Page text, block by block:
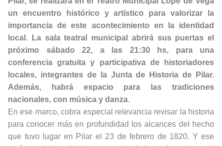
un encuentro histórico y artístico para valorizar la
importancia de este acontecimiento en la identidad
local. La sala teatral municipal abrirá sus puertas el
próximo sábado 22, a las 21:30 hs, para una
conferencia gratuita y participativa de historiadores
locales, integrantes de la Junta de Historia de Pilar.
Además, habrá espacio para las tradiciones
nacionales, con música y danza.
En ese marco, cobra especial relevancia revisar la historia
para conocer más en profundidad los alcances del hecho
que tuvo lugar en Pilar el 23 de febrero de 1820. Y ese